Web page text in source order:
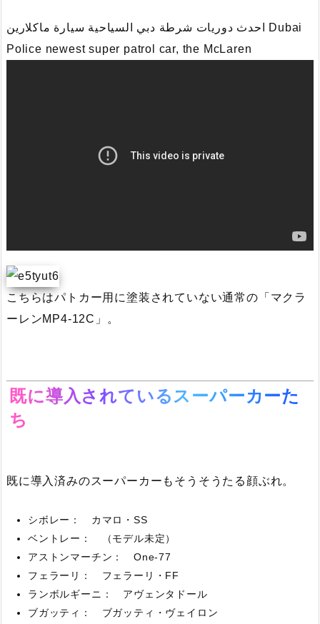
احدث دوريات شرطة دبي السياحية سيارة ماكلارين Dubai
Police newest super patrol car, the McLaren
こちらはパトカー用に塗装されていない通常の「マクラ
ーレンMP4-12C」。
既に導入されているスーパーカーた
ち
既に導入済みのスーパーカーもそうそうたる顔ぶれ。
シボレー： カマロ・SS
ベントレー： （モデル未定）
アストンマーチン： One-77
フェラーリ： フェラーリ・FF
ランボルギーニ： アヴェンタドール
ブガッティ： ブガッティ・ヴェイロン